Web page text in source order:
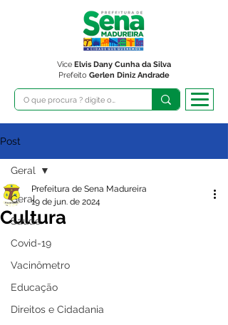
Prefeito Gerlen Diniz Andrade
Vice Elvis Dany Cunha da Silva
Post
Geral
Saúde
Covid-19
Vacinômetro
Educação
Direitos e Cidadania
Geral
Cultura
Prefeitura de Sena Madureira
19 de jun. de 2024